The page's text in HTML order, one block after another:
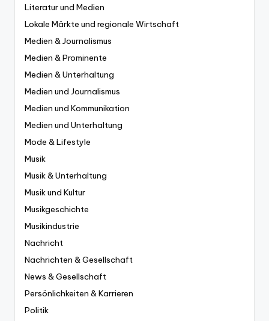
Literatur und Medien
Lokale Märkte und regionale Wirtschaft
Medien & Journalismus
Medien & Prominente
Medien & Unterhaltung
Medien und Journalismus
Medien und Kommunikation
Medien und Unterhaltung
Mode & Lifestyle
Musik
Musik & Unterhaltung
Musik und Kultur
Musikgeschichte
Musikindustrie
Nachricht
Nachrichten & Gesellschaft
News & Gesellschaft
Persönlichkeiten & Karrieren
Politik